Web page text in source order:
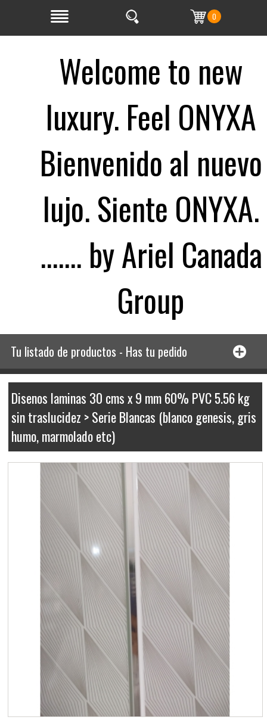
0
Welcome to new
luxury. Feel ONYXA
Bienvenido al nuevo
lujo. Siente ONYXA.
....... by Ariel Canada
Group
Tu listado de productos - Has tu pedido
Disenos laminas 30 cms x 9 mm 60% PVC 5.56 kg
sin traslucidez > Serie Blancas (blanco genesis, gris
humo, marmolado etc)